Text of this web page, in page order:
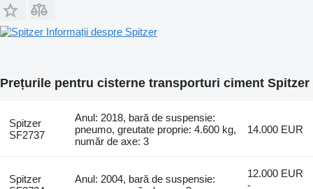
Informații despre Spitzer
Prețurile pentru cisterne transporturi ciment Spitzer
Spitzer
SF2737
Anul: 2018, bară de suspensie:
pneumo, greutate proprie: 4.600 kg,
număr de axe: 3
14.000 EUR
Spitzer
Anul: 2004, bară de suspensie:
12.000 EUR
-